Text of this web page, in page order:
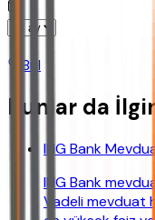
Bul
Bunlar da
ING Bank
ING Bank
Vadeli mevduat